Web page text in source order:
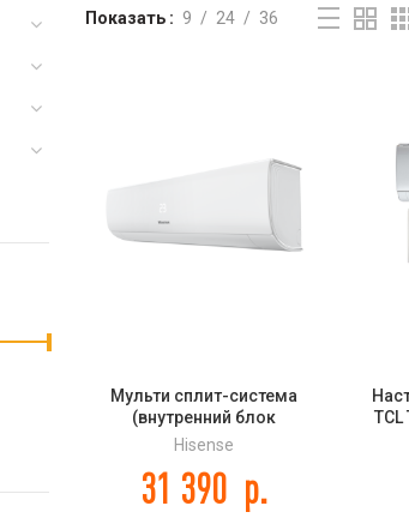
Показать 9 24 36
Мульти сплит-система
(внутренний блок
настенного типа) Hisense
Zoom FREE MATCH DC
Inverter R32
Hisense
31 390 р.
TCL